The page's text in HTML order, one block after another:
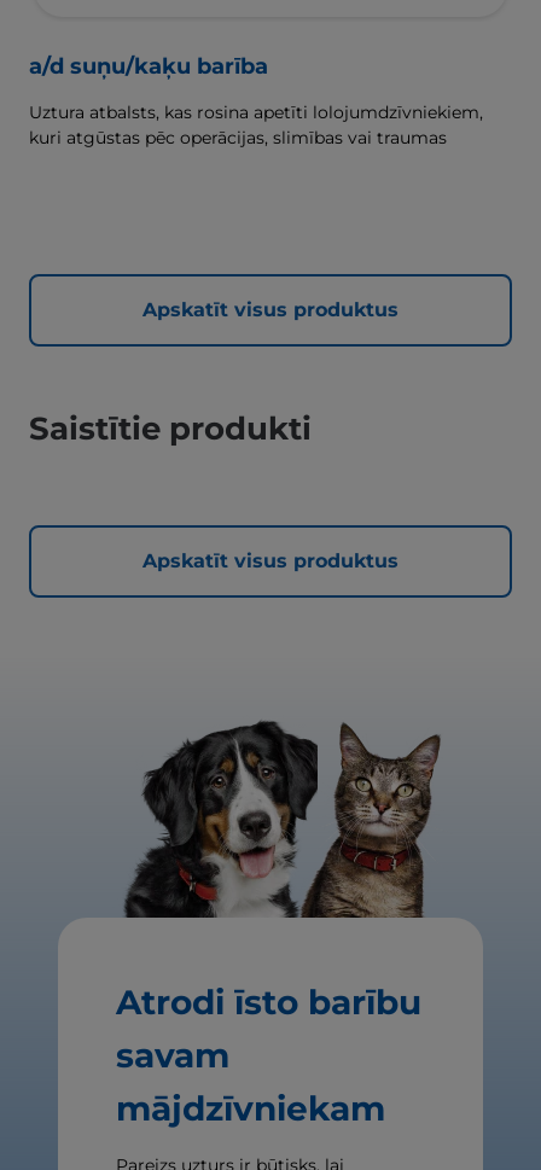
a/d suņu/kaķu barība
Uztura atbalsts, kas rosina apetīti lolojumdzīvniekiem,
kuri atgūstas pēc operācijas, slimības vai traumas
Apskatīt visus produktus
Saistītie produkti
Apskatīt visus produktus
Atrodi īsto barību
savam
mājdzīvniekam
Pareizs uzturs ir būtisks, lai